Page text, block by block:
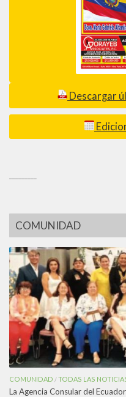
Descargar
COMUNIDAD
COMUNIDAD /TODAS LAS
La Agencia Consular del